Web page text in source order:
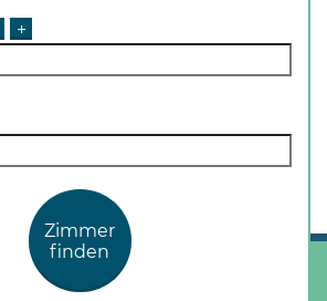
+
Zimmer
finden